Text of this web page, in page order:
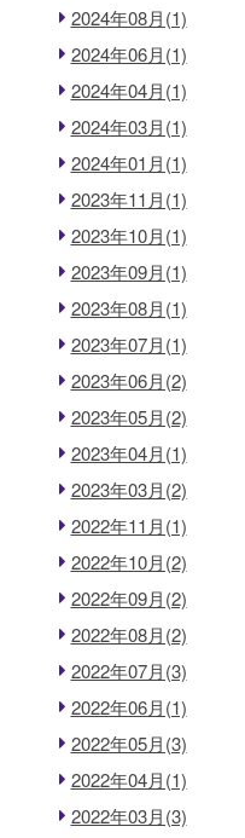
2024年08月(1)
2024年06月(1)
2024年04月(1)
2024年03月(1)
2024年01月(1)
2023年11月(1)
2023年10月(1)
2023年09月(1)
2023年08月(1)
2023年07月(1)
2023年06月(2)
2023年05月(2)
2023年04月(1)
2023年03月(2)
2022年11月(1)
2022年10月(2)
2022年09月(2)
2022年08月(2)
2022年07月(3)
2022年06月(1)
2022年05月(3)
2022年04月(1)
2022年03月(3)